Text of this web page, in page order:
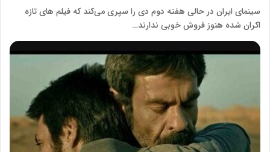
سینمای ایران در حالی هفته دوم دی را سپری می‌کند که فیلم های تازه
اکران شده هنوز فروش خوبی ندارند…